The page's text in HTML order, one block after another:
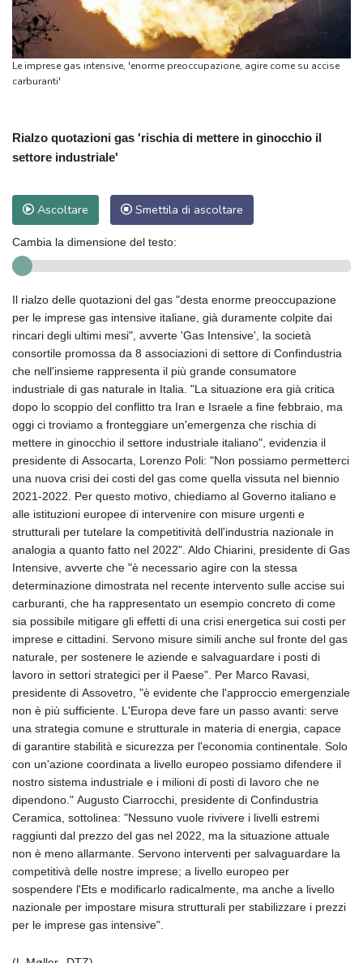
Le imprese gas intensive, 'enorme preoccupazione, agire come su accise
carburanti'
Rialzo quotazioni gas 'rischia di mettere in ginocchio il
settore industriale'
Ascoltare Smettila di ascoltare
Cambia la dimensione del testo:
Il rialzo delle quotazioni del gas "desta enorme preoccupazione
per le imprese gas intensive italiane, già duramente colpite dai
rincari degli ultimi mesi", avverte 'Gas Intensive', la società
consortile promossa da 8 associazioni di settore di Confindustria
che nell'insieme rappresenta il più grande consumatore
industriale di gas naturale in Italia. "La situazione era già critica
dopo lo scoppio del conflitto tra Iran e Israele a fine febbraio, ma
oggi ci troviamo a fronteggiare un'emergenza che rischia di
mettere in ginocchio il settore industriale italiano", evidenzia il
presidente di Assocarta, Lorenzo Poli: "Non possiamo permetterci
una nuova crisi dei costi del gas come quella vissuta nel biennio
2021-2022. Per questo motivo, chiediamo al Governo italiano e
alle istituzioni europee di intervenire con misure urgenti e
strutturali per tutelare la competitività dell'industria nazionale in
analogia a quanto fatto nel 2022". Aldo Chiarini, presidente di Gas
Intensive, avverte che "è necessario agire con la stessa
determinazione dimostrata nel recente intervento sulle accise sui
carburanti, che ha rappresentato un esempio concreto di come
sia possibile mitigare gli effetti di una crisi energetica sui costi per
imprese e cittadini. Servono misure simili anche sul fronte del gas
naturale, per sostenere le aziende e salvaguardare i posti di
lavoro in settori strategici per il Paese". Per Marco Ravasi,
presidente di Assovetro, "è evidente che l'approccio emergenziale
non è più sufficiente. L'Europa deve fare un passo avanti: serve
una strategia comune e strutturale in materia di energia, capace
di garantire stabilità e sicurezza per l'economia continentale. Solo
con un'azione coordinata a livello europeo possiamo difendere il
nostro sistema industriale e i milioni di posti di lavoro che ne
dipendono." Augusto Ciarrocchi, presidente di Confindustria
Ceramica, sottolinea: "Nessuno vuole rivivere i livelli estremi
raggiunti dal prezzo del gas nel 2022, ma la situazione attuale
non è meno allarmante. Servono interventi per salvaguardare la
competitivà delle nostre imprese; a livello europeo per
sospendere l'Ets e modificarlo radicalmente, ma anche a livello
nazionale per impostare misura strutturali per stabilizzare i prezzi
per le imprese gas intensive".